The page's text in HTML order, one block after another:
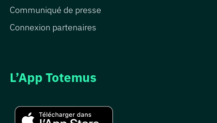
Communiqué de presse
Connexion partenaires
L’App Totemus